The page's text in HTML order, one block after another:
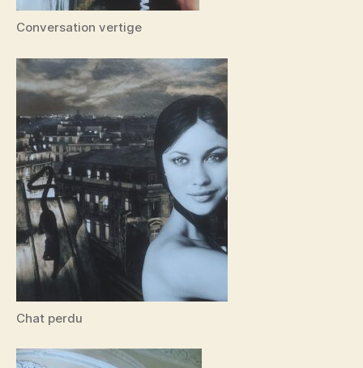
Conversation vertige
Chat perdu